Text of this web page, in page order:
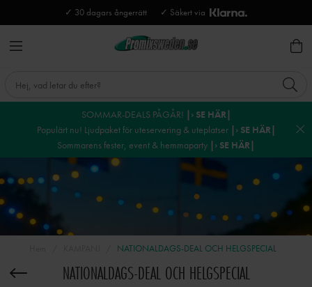
✓ 30 dagars ångerrätt ✓ Säkert via
SOMMAR-DEALS PÅGÅR! |› SE HÄR|
Populärt nu! Ljudpaket för uteservering & uteplatser |› SE HÄR|
Sommarens fester, event & hemmaparty |› SE HÄR|
NATIONALDAGS-DEAL OCH HELGSPECIAL
NATIONALDAGS-DEAL OCH HELGSPECIAL